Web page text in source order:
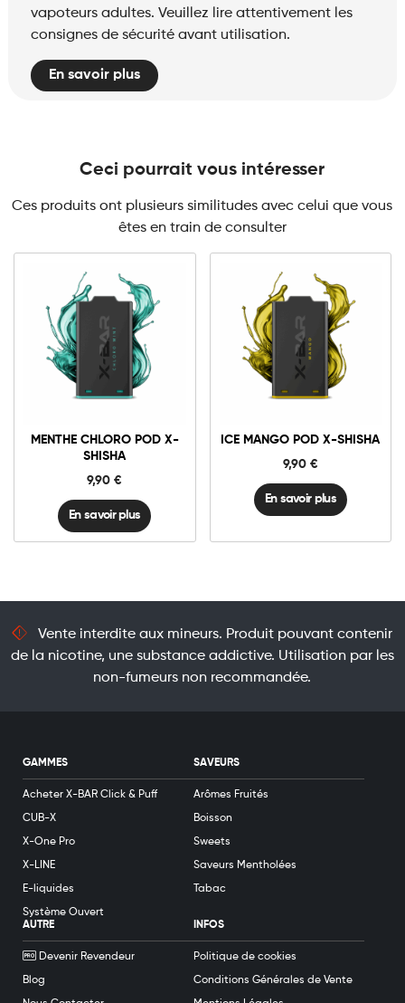
vapoteurs adultes. Veuillez lire attentivement les
consignes de sécurité avant utilisation.
En savoir plus
Ceci pourrait vous intéresser
Ces produits ont plusieurs similitudes avec celui que vous
êtes en train de consulter
MENTHE CHLORO POD X-
SHISHA
9,90€
En savoir plus
ICE MANGO POD X-SHISHA
9,90 €
En savoir plus
Vente interdite aux mineurs. Produit pouvant contenir
de la nicotine, une substance addictive. Utilisation par les
non-fumeurs non recommandée.
GAMMES
Acheter X-BAR Click & Puff
CUB-X
X-One Pro
X-LINE
E-liquides
Système Ouvert
SAVEURS
Arômes Fruités
Boisson
Sweets
Saveurs Mentholées
Tabac
AUTRE
Devenir Revendeur
Blog
INFOS
Politique de cookies
Conditions Générales de Vente